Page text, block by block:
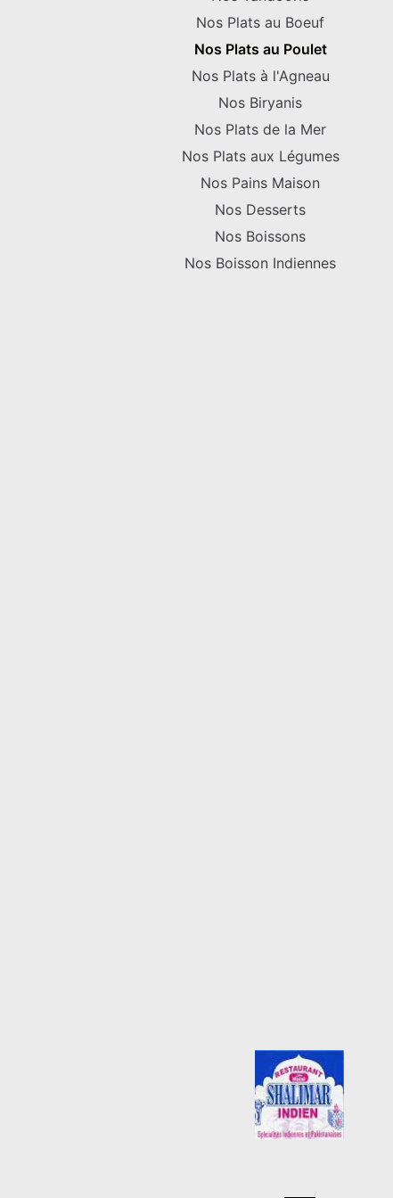
Nos Plats au Boeuf
Nos Plats au Poulet
Nos Plats à l'Agneau
Nos Biryanis
Nos Plats de la Mer
Nos Plats aux Légumes
Nos Pains Maison
Nos Desserts
Nos Boissons
Nos Boisson Indiennes